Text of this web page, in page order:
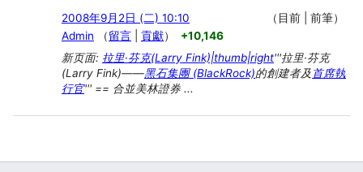
目前 前筆
2008年9月2日 (二) 10:10
Admin
留言 貢獻
+10,146
新页面: 拉里·芬克(Larry Fink)|thumb|right'''拉里·芬克
(Larry Fink)——黑石集團 (BlackRock)的創建者及首席執
行官''' == 合並美林證券 ...